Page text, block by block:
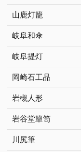
山鹿灯籠
岐阜和傘
岐阜提灯
岡崎石工品
岩槻人形
岩谷堂簞笥
川尻筆